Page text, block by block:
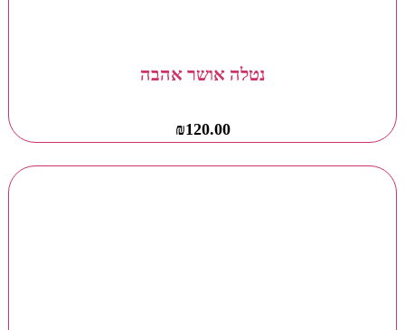
נטלה אושר אהבה
₪120.00